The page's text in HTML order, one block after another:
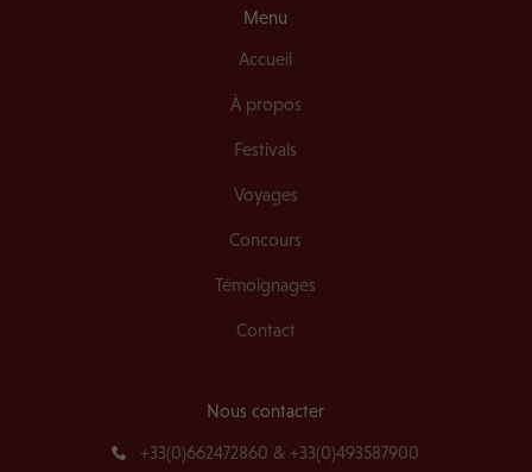
Menu
Accueil
À propos
Festivals
Voyages
Concours
Témoignages
Contact
Nous contacter
+33(0)662472860 & +33(0)493587900